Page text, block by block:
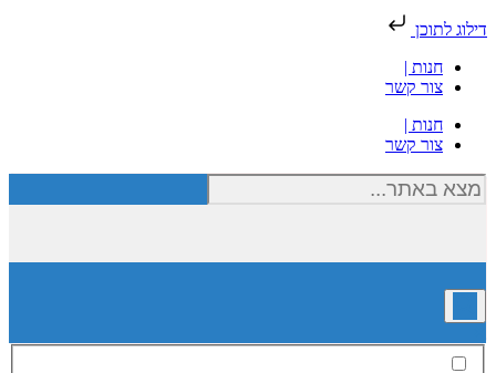
דילוג לתוכן
חנות |
צור קשר
חנות |
צור קשר